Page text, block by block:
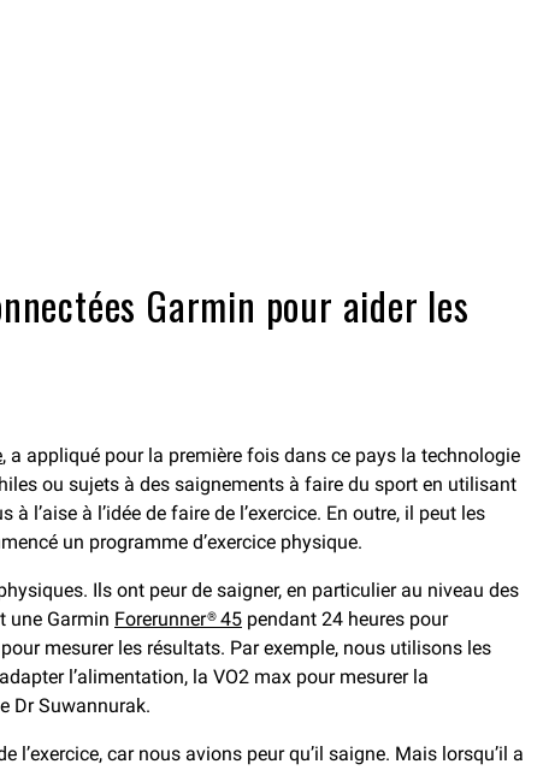
Garmin pour aider les
, a appliqué pour la première fois dans ce pays la technologie
ou sujets à des saignements à faire du sport en utilisant
à l’idée de faire de l’exercice. En outre, il peut les
un programme d’exercice physique.
Ils ont peur de saigner, en particulier au niveau des
une Garmin Forerunner® 45 pendant 24 heures pour
mesurer les résultats. Par exemple, nous utilisons les
l’alimentation, la VO2 max pour mesurer la
Dr Suwannurak.
car nous avions peur qu’il saigne. Mais lorsqu’il a